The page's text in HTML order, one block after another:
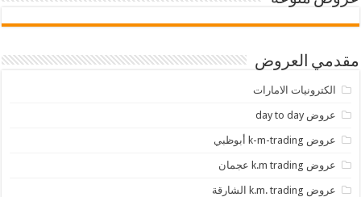
مقدمي العروض
الكترونيات الامارات
عروض day to day
عروض k-m-trading أبوظبي
عروض k.m trading عجمان
عروض k.m. trading الشارقة